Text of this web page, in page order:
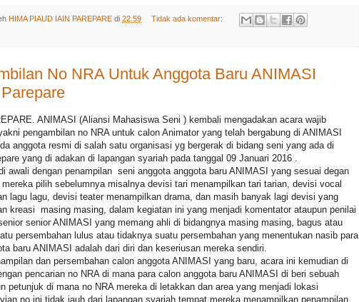
HIMA PIAUD IAIN PAREPARE di 22.59 Tidak ada komentar:
No NRA Untuk Anggota Baru ANIMASI
ANIMASI (Aliansi Mahasiswa Seni ) kembali mengadakan acara wajib
pengambilan no NRA untuk calon Animator yang telah bergabung di ANIMASI
anggota resmi di salah satu organisasi yg bergerak di bidang seni yang ada di
yang di adakan di lapangan syariah pada tanggal 09 Januari 2016 .
awali dengan penampilan seni anggota anggota baru ANIMASI yang sesuai degan
pilih sebelumnya misalnya devisi tari menampilkan tari tarian, devisi vocal
lagu lagu, devisi teater menampilkan drama, dan masih banyak lagi devisi yang
kreasi masing masing, dalam kegiatan ini yang menjadi komentator ataupun penilai
senior ANIMASI yang memang ahli di bidangnya masing masing, bagus atau
persembahan lulus atau tidaknya suatu persembahan yang menentukan nasib para
baru ANIMASI adalah dari diri dan keseriusan mereka sendiri.
dan persembahan calon anggota ANIMASI yang baru, acara ini kemudian di
pencarian no NRA di mana para calon anggota baru ANIMASI di beri sebuah
petunjuk di mana no NRA mereka di letakkan dan area yang menjadi lokasi
no ini tidak jauh dari lapangan syariah tempat mereka menampilkan penampilan